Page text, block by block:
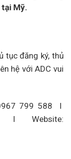
Mỹ.
tục đăng ký, thủ
hệ với ADC vui
799 588 I
I Website: